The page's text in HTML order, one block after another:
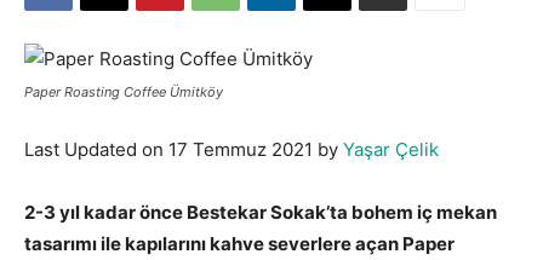
Paper Roasting Coffee Ümitköy
Last Updated on 17 Temmuz 2021 by Yaşar Çelik
2-3 yıl kadar önce Bestekar Sokak’ta bohem iç mekan
tasarımı ile kapılarını kahve severlere açan Paper